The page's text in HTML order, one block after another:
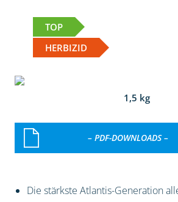
TOP
HERBIZID
1,5 kg
– PDF-DOWNLOADS –
Die stärkste Atlantis-Generation